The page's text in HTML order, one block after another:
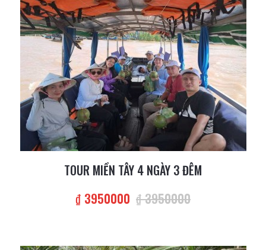
TOUR MIỀN TÂY 4 NGÀY 3 ĐÊM
₫ 3950000 ₫ 3950000